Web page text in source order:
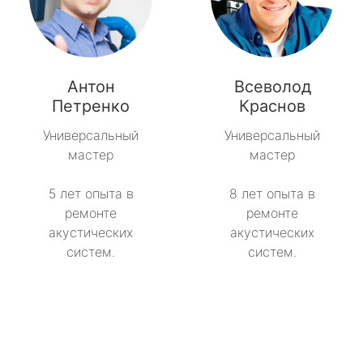
Антон
Петренко
Универсальный
мастер
5 лет опыта в
ремонте
акустических
систем.
Всеволод
Краснов
Универсальный
мастер
8 лет опыта в
ремонте
акустических
систем.